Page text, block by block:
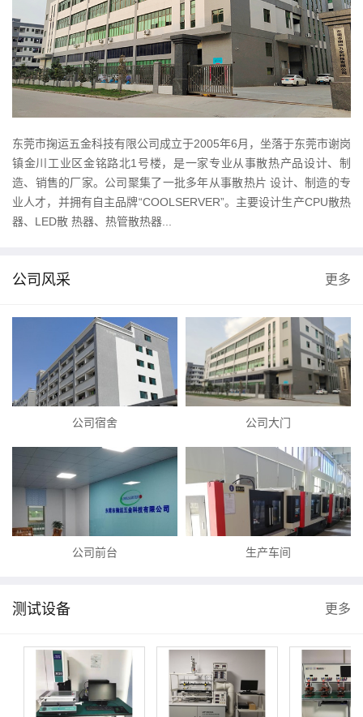
东莞市掬运五金科技有限公司成立于2005年6月，坐落于东莞市谢岗
镇金川工业区金铭路北1号楼，是一家专业从事散热产品设计、制
造、销售的厂家。公司聚集了一批多年从事散热片 设计、制造的专
业人才，并拥有自主品牌“COOLSERVER”。主要设计生产CPU散热
器、LED散 热器、热管散热器...
公司风采 更多
公司宿舍 公司大门
公司前台 生产车间
测试设备 更多